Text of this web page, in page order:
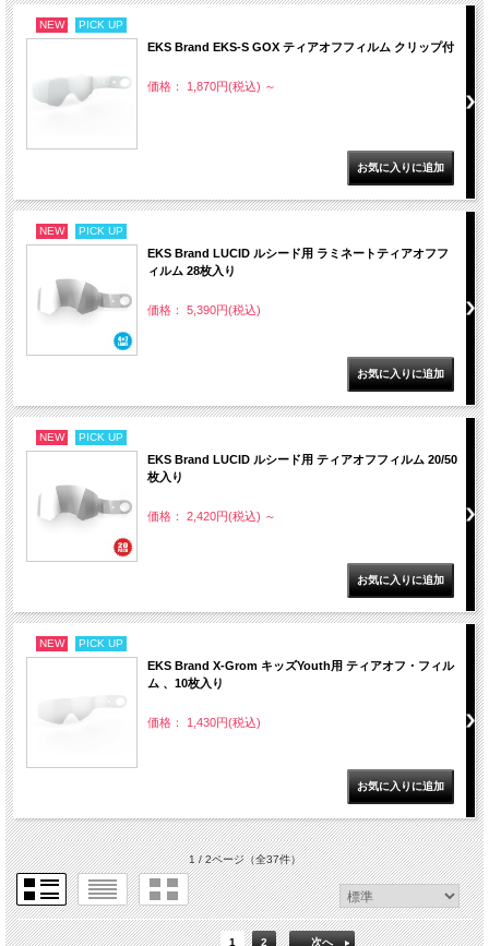
NEW PICK UP
EKS Brand EKS-S GOX ティアオフフィルム クリップ付
価格： 1,870円(税込) ～
NEW PICK UP
EKS Brand LUCID ルシード用 ラミネートティアオフフ
ィルム 28枚入り
価格： 5,390円(税込)
NEW PICK UP
EKS Brand LUCID ルシード用 ティアオフフィルム 20/50
枚入り
価格： 2,420円(税込) ～
NEW PICK UP
EKS Brand X-Grom キッズYouth用 ティアオフ・フィル
ム 、10枚入り
価格： 1,430円(税込)
1 / 2ページ（全37件）
1 2 次へ